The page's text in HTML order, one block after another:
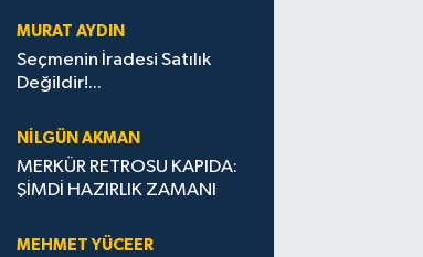
MURAT AYDIN
Seçmenin İradesi Satılık
Değildir!...
NILGÜN AKMAN
MERKÜR RETROSU KAPIDA:
ŞİMDİ HAZIRLIK ZAMANI
MEHMET YÜCEER